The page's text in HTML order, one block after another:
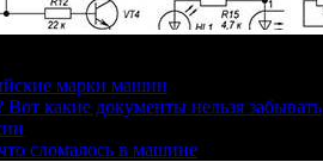
марки машин
какие документы нельзя забывать
сломалось в машине